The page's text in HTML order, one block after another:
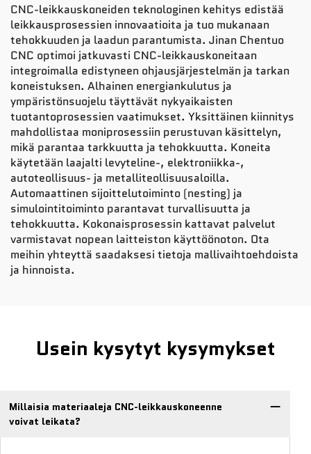
CNC-leikkauskoneiden teknologinen kehitys edistää
leikkausprosessien innovaatioita ja tuo mukanaan
tehokkuuden ja laadun parantumista. Jinan Chentuo
CNC optimoi jatkuvasti CNC-leikkauskoneitaan
integroimalla edistyneen ohjausjärjestelmän ja tarkan
koneistuksen. Alhainen energiankulutus ja
ympäristönsuojelu täyttävät nykyaikaisten
tuotantoprosessien vaatimukset. Yksittäinen kiinnitys
mahdollistaa moniprosessiin perustuvan käsittelyn,
mikä parantaa tarkkuutta ja tehokkuutta. Koneita
käytetään laajalti levyteline-, elektroniikka-,
autoteollisuus- ja metalliteollisuusaloilla.
Automaattinen sijoittelutoiminto (nesting) ja
simulointitoiminto parantavat turvallisuutta ja
tehokkuutta. Kokonaisprosessin kattavat palvelut
varmistavat nopean laitteiston käyttöönoton. Ota
meihin yhteyttä saadaksesi tietoja mallivaihtoehdoista
ja hinnoista.
Usein kysytyt kysymykset
Millaisia materiaaleja CNC-leikkauskoneenne
voivat leikata?